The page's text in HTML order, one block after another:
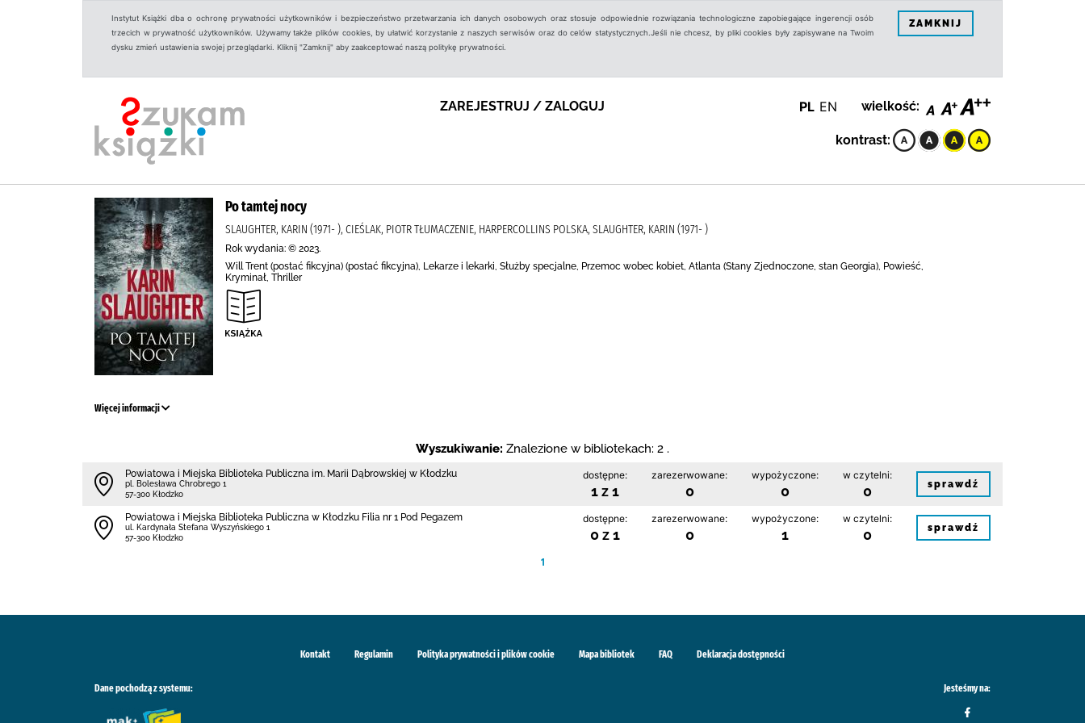
Instytut Książki dba o ochronę prywatności użytkowników i bezpieczeństwo przetwarzania ich danych osobowych oraz stosuje odpowiednie rozwiązania technologiczne zapobiegające ingerencji osób
trzecich w prywatność użytkowników. Używamy także plików cookies, by ułatwić korzystanie z naszych serwisów oraz do celów statystycznych.Jeśli nie chcesz, by pliki cookies były zapisywane na Twoim
dysku zmień ustawienia swojej przeglądarki. Kliknij "Zamknij" aby zaakceptować naszą politykę prywatności.
ZAMKNIJ
ZAREJESTRUJ / ZALOGUJ PL EN wielkość:
kontrast:
Po tamtej nocy
SLAUGHTER, KARIN (1971- ), CIEŚLAK, PIOTR TŁUMACZENIE, HARPERCOLLINS POLSKA, SLAUGHTER, KARIN (1971- )
Rok wydania: © 2023.
Will Trent (postać fikcyjna) (postać fikcyjna), Lekarze i lekarki, Służby specjalne, Przemoc wobec kobiet, Atlanta (Stany Zjednoczone, stan Georgia), Powieść,
Kryminał, Thriller
Więcej informacji
Wyszukiwanie: Znalezione w bibliotekach: 2 .
Powiatowa i Miejska Biblioteka Publiczna im. Marii Dąbrowskiej w Kłodzku
pl. Bolesława Chrobrego 1
57-300 Kłodzko
dostępne:
1 z 1
zarezerwowane:
0
wypożyczone:
0
w czytelni:
0 sprawdź
Powiatowa i Miejska Biblioteka Publiczna w Kłodzku Filia nr 1 Pod Pegazem
ul. Kardynała Stefana Wyszyńskiego 1
57-300 Kłodzko
dostępne:
0 z 1
zarezerwowane:
0
wypożyczone:
1
w czytelni:
0 sprawdź
1
Kontakt Regulamin Polityka prywatności i plików cookie Mapa bibliotek FAQ Deklaracja dostępności
Dane pochodzą z systemu: Jesteśmy na: